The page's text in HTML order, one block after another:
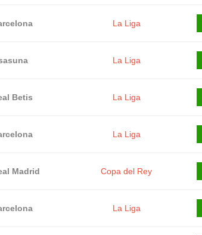
La Liga
La Liga
Betis La Liga
La Liga
Madrid Copa del Rey
La Liga